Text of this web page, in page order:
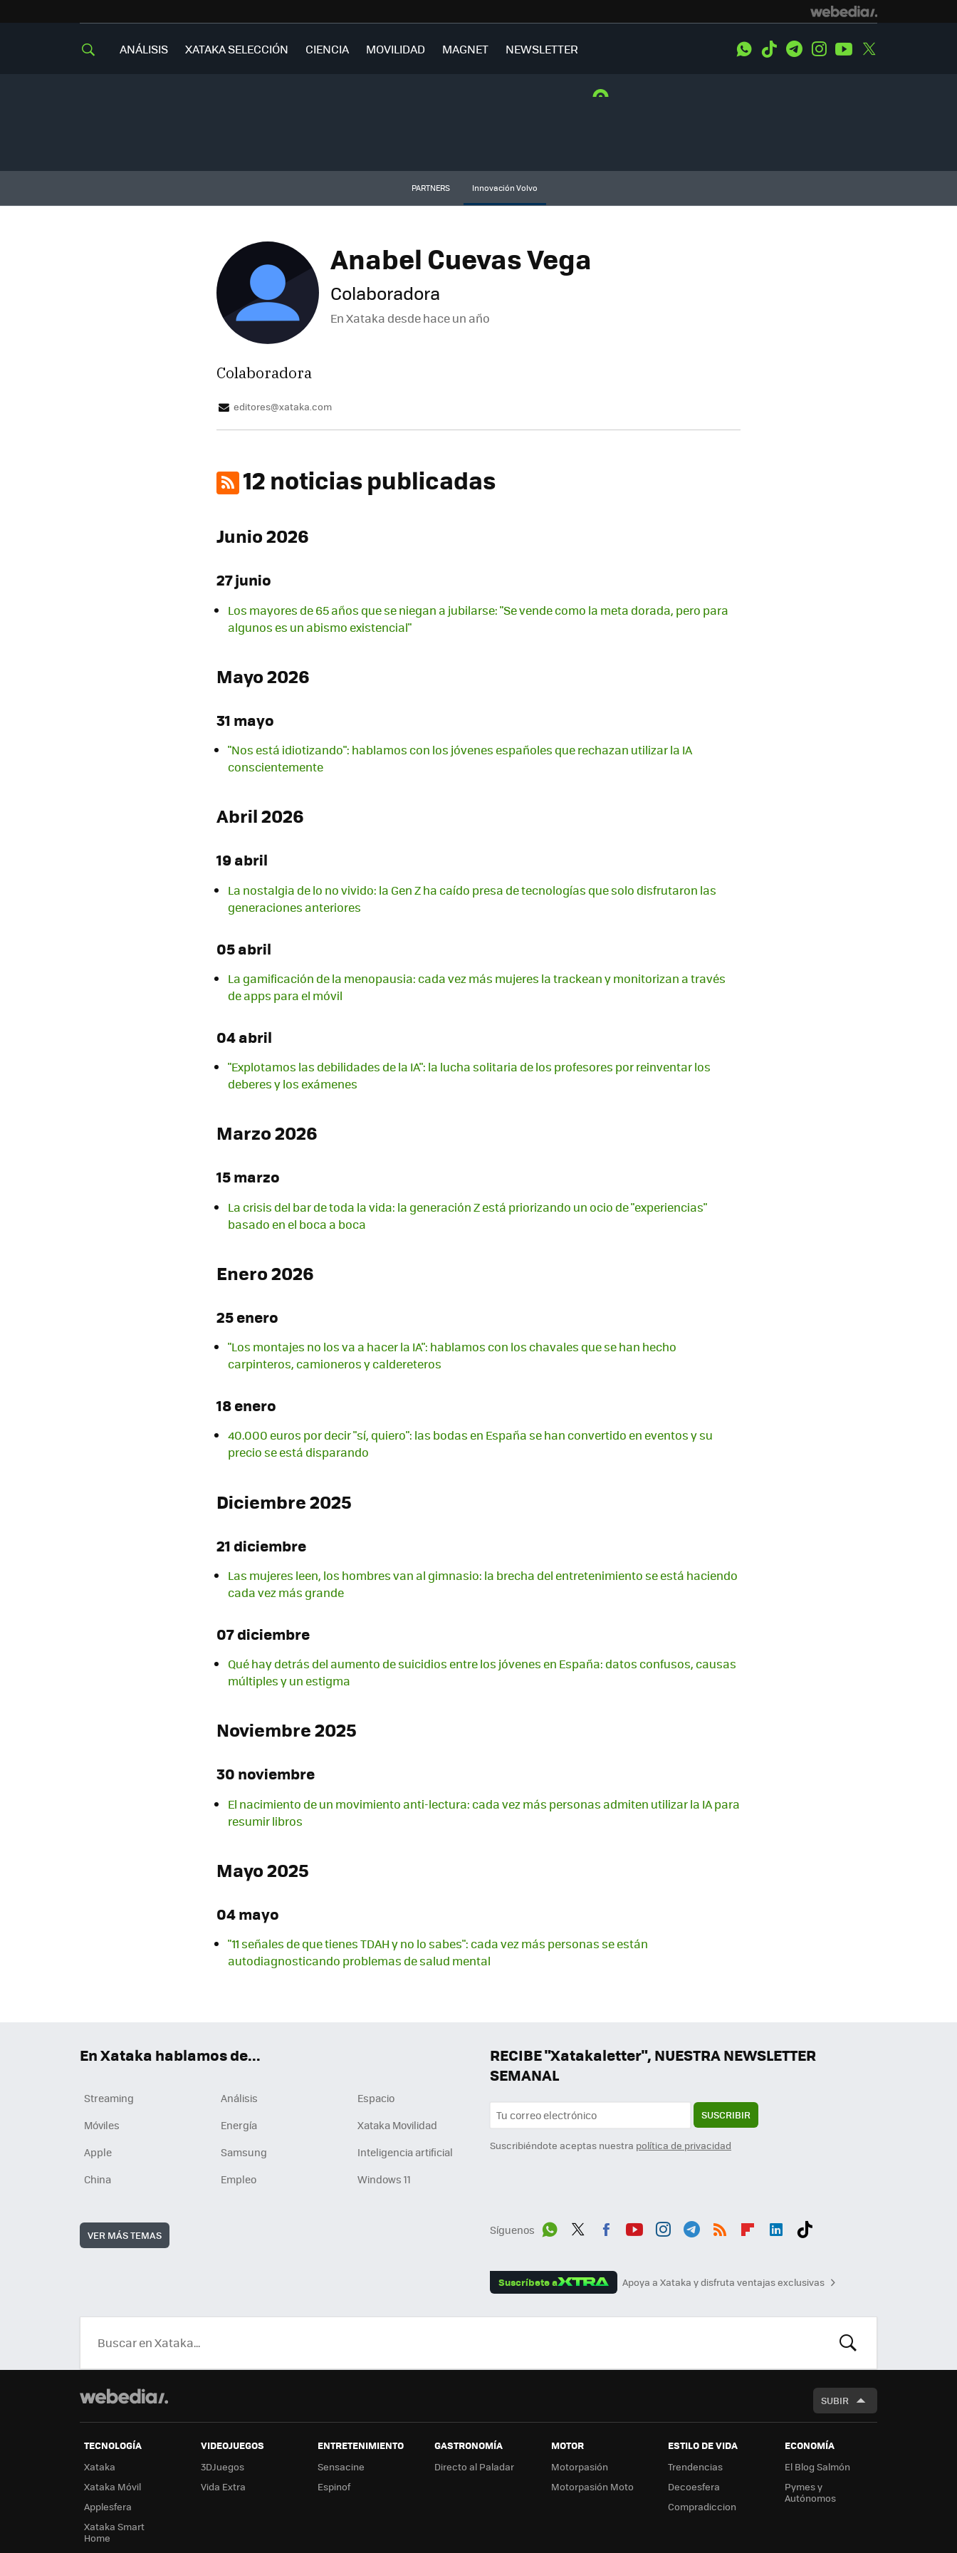
ANÁLISIS XATAKA SELECCIÓN CIENCIA MOVILIDAD MAGNET NEWSLETTER WhatsApp
Tiktok TelegramInstagramYoutube
PARTNERS Innovación Volvo
Anabel Cuevas Vega
Colaboradora
En Xataka desdehace un año
Colaboradora
editores@xataka.com
12 noticias publicadas
Junio 2026
27 junio
Los mayores de 65 años que se niegan a jubilarse: "Se vende como la meta dorada, pero para
algunos es un abismo existencial"
Mayo 2026
31 mayo
"Nos está idiotizando": hablamos con los jóvenes españoles que rechazan utilizar la IA
conscientemente
Abril 2026
19 abril
La nostalgia de lo no vivido: la Gen Z ha caído presa de tecnologías que solo disfrutaron las
generaciones anteriores
05 abril
La gamificación de la menopausia: cada vez más mujeres la trackean y monitorizan a través
de apps para el móvil
04 abril
"Explotamos las debilidades de la IA": la lucha solitaria de los profesores por reinventar los
deberes y los exámenes
Marzo 2026
15 marzo
La crisis del bar de toda la vida: la generación Z está priorizando un ocio de "experiencias"
basado en el boca a boca
Enero 2026
25 enero
"Los montajes no los va a hacer la IA": hablamos con los chavales que se han hecho
carpinteros, camioneros y caldereteros
18 enero
40.000 euros por decir "sí, quiero": las bodas en España se han convertido en eventos y su
precio se está disparando
Diciembre 2025
21 diciembre
Las mujeres leen, los hombres van al gimnasio: la brecha del entretenimiento se está haciendo
cada vez más grande
07 diciembre
Qué hay detrás del aumento de suicidios entre los jóvenes en España: datos confusos, causas
múltiples y un estigma
Noviembre 2025
30 noviembre
El nacimiento de un movimiento anti-lectura: cada vez más personas admiten utilizar la IA para
resumir libros
Mayo 2025
04 mayo
"11 señales de que tienes TDAH y no lo sabes": cada vez más personas se están
autodiagnosticando problemas de salud mental
RECIBE "Xatakaletter", NUESTRA NEWSLETTER
SEMANAL
SUSCRIBIR
Suscribiéndote aceptas nuestra política de privacidad
Síguenos
ats
App
ter
ebo
ok
Suscríbete a Apoya a Xataka y disfruta ventajas exclusivas
En Xataka hablamos de...
Streaming Análisis
Espacio
Móviles
Energía
Xataka Movilidad
Apple
Samsung
Inteligencia artificial
China
Empleo Windows 11
VER MÁS TEMAS
BUSCAR
SUBIR
TECNOLOGÍA
Xataka
Xataka Móvil
Applesfera
Xataka Smart
Home
VIDEOJUEGOS
3DJuegos
Vida Extra
ENTRETENIMIENTO
Sensacine
Espinof
GASTRONOMÍA
Directo al Paladar
MOTOR
Motorpasión
Motorpasión Moto
ESTILO DE VIDA
Trendencias
Decoesfera
Compradiccion
ECONOMÍA
El Blog Salmón
Pymes y
Autónomos